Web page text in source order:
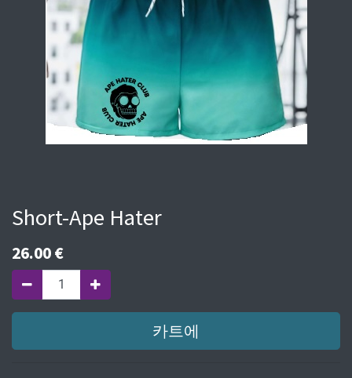
Short-Ape Hater
26.00€
카트에